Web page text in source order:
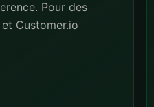
Pour des
Customer.io